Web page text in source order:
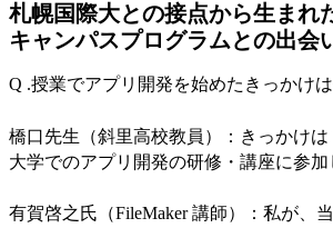
札幌国際大との接点から生まれ
キャンパスプログラムとの出会
Q .授業でアプリ開発を始めたきっかけ
橋口先生（斜里高校教員）：きっかけは
大学でのアプリ開発の研修・講座に参加
有賀啓之氏（FileMaker 講師）：私が、